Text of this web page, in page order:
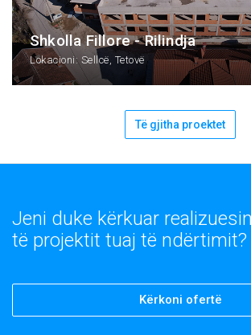
Shkolla Fillore - Rilindja
Lokacioni: Sellcë, Tetovë
Të gjitha proektet
Jeni duke kërkuar
të projektit tuaj të ndërtimit?
Kërkoni ofertë